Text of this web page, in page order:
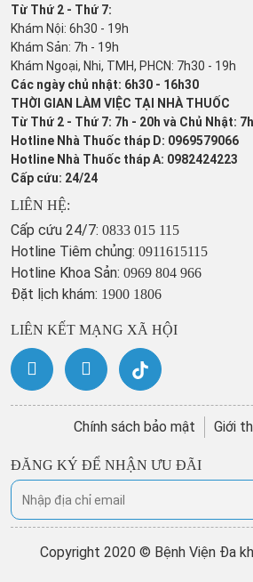
Từ Thứ 2 - Thứ 7:
Khám Nội: 6h30 - 19h
Khám Sản: 7h - 19h
Khám Ngoại, Nhi, TMH, PHCN: 7h30 - 19h
Các ngày chủ nhật: 6h30 - 16h30
THỜI GIAN LÀM VIỆC TẠI NHÀ THUỐC
Từ Thứ 2 - Thứ 7: 7h - 20h và Chủ Nhật:
Hotline Nhà Thuốc tháp D: 0969579066
Hotline Nhà Thuốc tháp A: 0982424223
Cấp cứu: 24/24
LIÊN HỆ:
Cấp cứu 24/7: 0833 015 115
Hotline Tiêm chủng: 0911615115
Hotline Khoa Sản: 0969 804 966
Đặt lịch khám: 1900 1806
LIÊN KẾT MẠNG XÃ HỘI
Chính sách bảo mật Giới
ĐĂNG KÝ ĐỂ NHẬN ƯU ĐÃI
Copyright 2020 © Bệnh Viện Đa